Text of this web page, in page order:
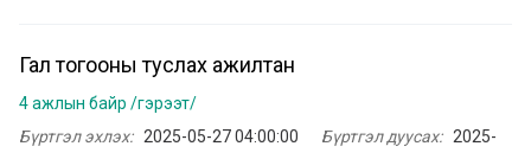
Гал тогооны туслах ажилтан
4 ажлын байр /гэрээт/
Бүртгэл эхлэх: 2025-05-27 04:00:00 Бүртгэл дуусах: 2025-